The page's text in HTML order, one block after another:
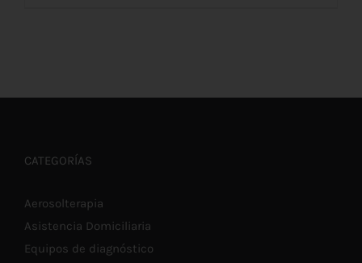
CATEGORÍAS
Aerosolterapia
Asistencia Domiciliaria
Equipos de diagnóstico